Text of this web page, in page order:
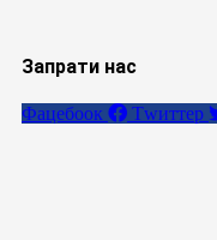
Запрати нас
Фацебоок Тwиттер